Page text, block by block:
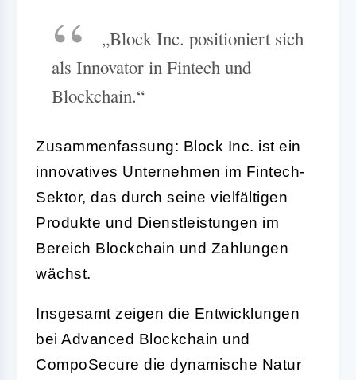
„Block Inc. positioniert sich
als Innovator in Fintech und
Blockchain.“
Zusammenfassung: Block Inc. ist ein
innovatives Unternehmen im Fintech-
Sektor, das durch seine vielfältigen
Produkte und Dienstleistungen im
Bereich Blockchain und Zahlungen
wächst.
Insgesamt zeigen die Entwicklungen
bei Advanced Blockchain und
CompoSecure die dynamische Natur